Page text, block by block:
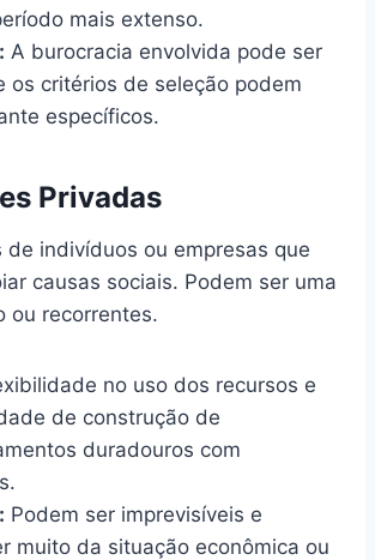
mais extenso.
A burocracia envolvida pode ser
os critérios de seleção podem
específicos.
Privadas
de indivíduos ou empresas que
causas sociais. Podem ser uma
ou recorrentes.
no uso dos recursos e
de construção de
duradouros com
Podem ser imprevisíveis e
muito da situação econômica ou